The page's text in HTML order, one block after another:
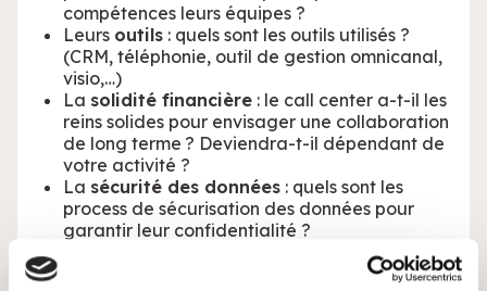
compétences leurs équipes ?
Leurs outils : quels sont les outils utilisés ?
(CRM, téléphonie, outil de gestion omnicanal,
visio,…)
La solidité financière : le call center a-t-il les
reins solides pour envisager une collaboration
de long terme ? Deviendra-t-il dépendant de
votre activité ?
La sécurité des données : quels sont les
process de sécurisation des données pour
garantir leur confidentialité ?